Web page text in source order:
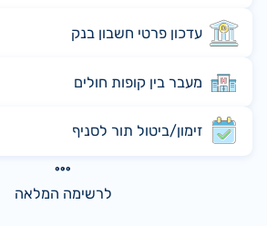
עדכון פרטי חשבון בנק
מעבר בין קופות חולים
זימון/ביטול תור לסניף
לרשימה המלאה